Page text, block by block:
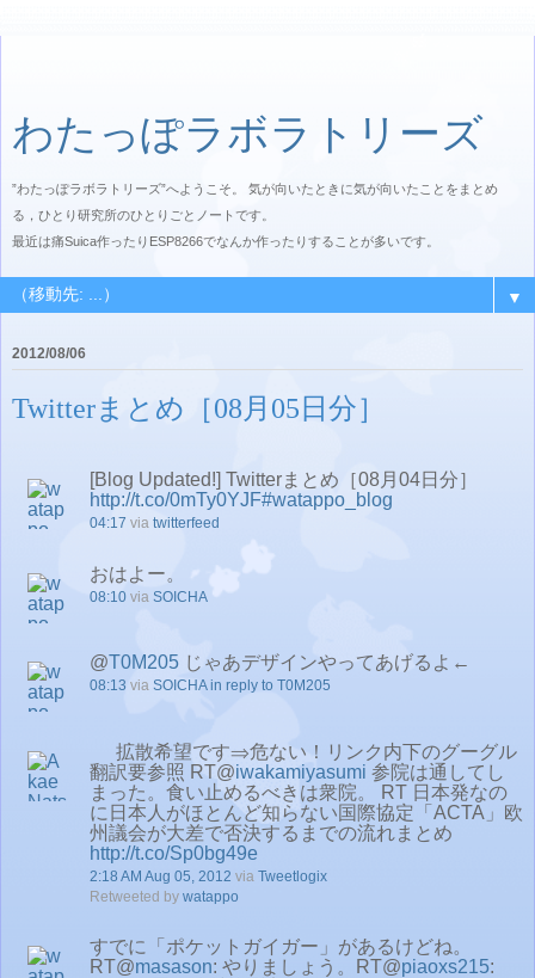
わたっぽラボラトリーズ
”わたっぽラボラトリーズ”へようこそ。 気が向いたときに気が向いたことをまとめ
る，ひとり研究所のひとりごとノートです。
最近は痛Suica作ったりESP8266でなんか作ったりすることが多いです。
▼
2012/08/06
Twitterまとめ［08月05日分］
[Blog Updated!] Twitterまとめ［08月04日分］
http://t.co/0mTy0YJF#watappo_blog
04:17 via twitterfeed
おはよー。
08:10 via SOICHA
@T0M205 じゃあデザインやってあげるよ←
08:13 via SOICHA in reply to T0M205
拡散希望です⇒危ない！リンク内下のグーグル
翻訳要参照 RT@iwakamiyasumi 参院は通してし
まった。食い止めるべきは衆院。 RT 日本発なの
に日本人がほとんど知らない国際協定「ACTA」欧
州議会が大差で否決するまでの流れまとめ
http://t.co/Sp0bg49e
2:18 AM Aug 05, 2012 via Tweetlogix
Retweeted by watappo
すでに「ポケットガイガー」があるけどね。
RT@masason: やりましょう。RT@piaoxs215: